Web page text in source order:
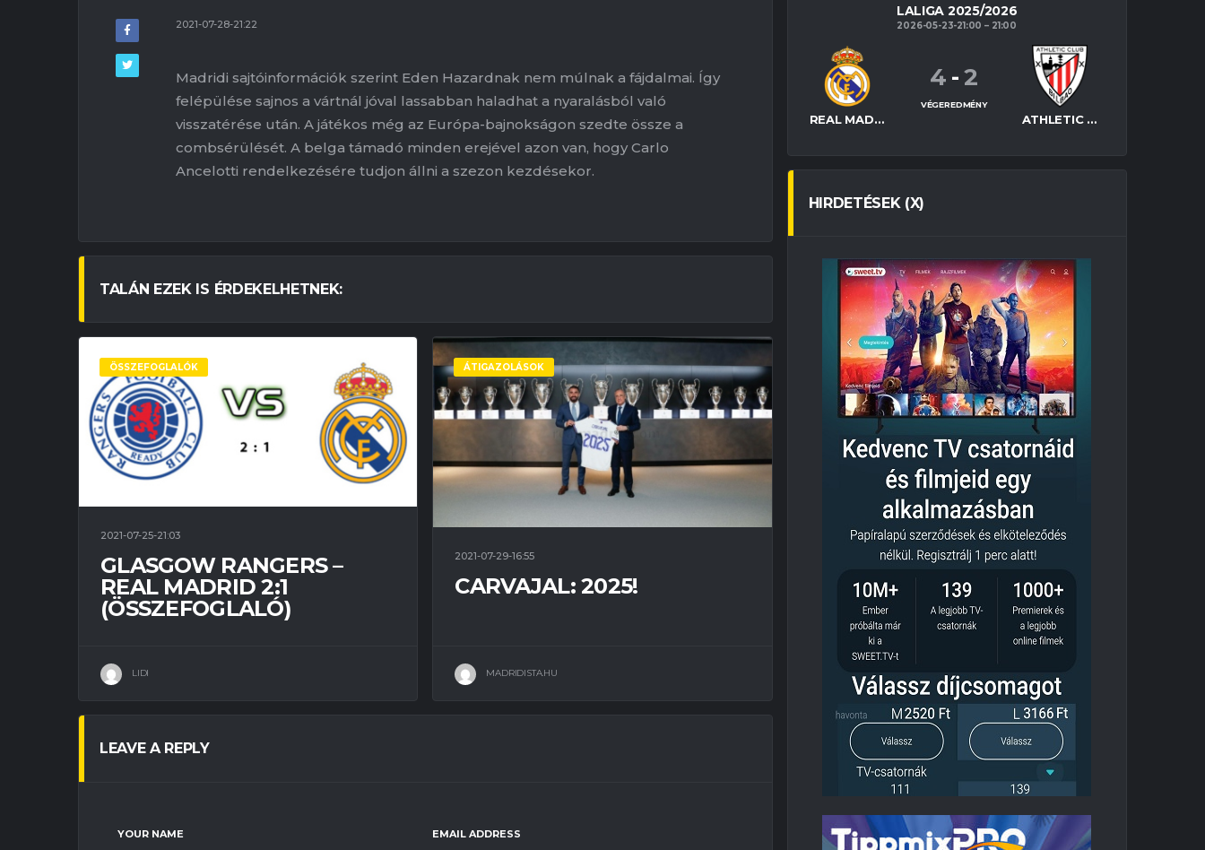
2021-07-28-21:22
Madridi sajtóinformációk szerint Eden Hazardnak nem múlnak a fájdalmai. Így
felépülése sajnos a vártnál jóval lassabban haladhat a nyaralásból való
visszatérése után. A játékos még az Európa-bajnokságon szedte össze a
combsérülését. A belga támadó minden erejével azon van, hogy Carlo
Ancelotti rendelkezésére tudjon állni a szezon kezdésekor.
TALÁN EZEK IS ÉRDEKELHETNEK:
ÖSSZEFOGLALÓK
2021-07-25-21:03
GLASGOW RANGERS –
REAL MADRID 2:1
(ÖSSZEFOGLALÓ)
LIDI
ÁTIGAZOLÁSOK
2021-07-29-16:55
CARVAJAL: 2025!
MADRIDISTA.HU
LEAVE A REPLY
YOUR NAME EMAIL ADDRESS
LALIGA 2025/2026
2026-05-23-21:00 21:00
REAL MADRID ATHLETIC BILBAO
4 -2
VÉGEREDMÉNY
HIRDETÉSEK (X)